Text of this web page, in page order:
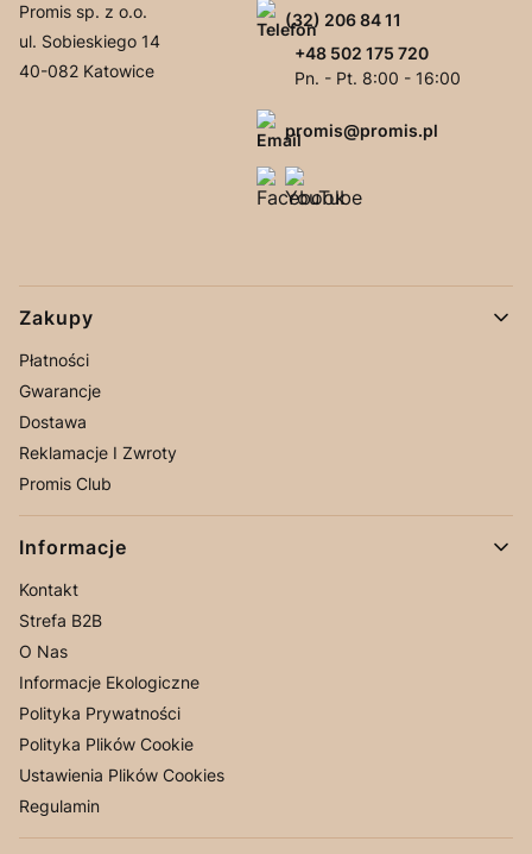
Promis sp. z o.o.
ul. Sobieskiego 14
40-082 Katowice
(32) 206 84 11
+48 502 175 720
Pn. - Pt. 8:00 - 16:00
promis@promis.pl
Zakupy
Płatności
Gwarancje
Dostawa
Reklamacje I Zwroty
Promis Club
Informacje
Kontakt
Strefa B2B
O Nas
Informacje Ekologiczne
Polityka Prywatności
Polityka Plików Cookie
Ustawienia Plików Cookies
Regulamin